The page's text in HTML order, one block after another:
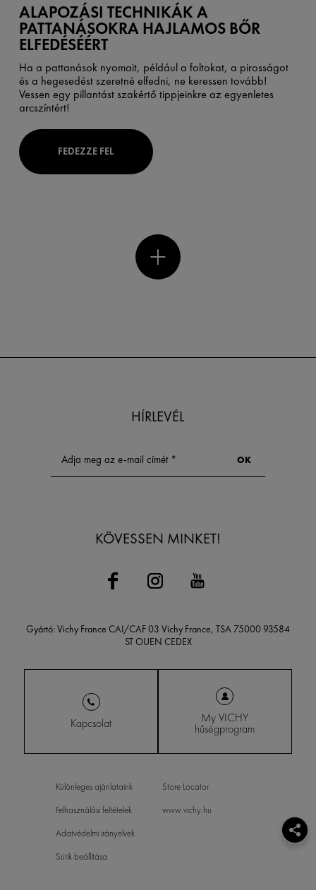
ALAPOZÁSI TECHNIKÁK A
PATTANÁSOKRA HAJLAMOS BŐR
ELFEDÉSÉÉRT
Ha a pattanások nyomait, például a foltokat, a pirosságot
és a hegesedést szeretné elfedni, ne keressen tovább!
Vessen egy pillantást szakértő tippjeinkre az egyenletes
arcszíntért!
FEDEZZE FEL
HÍRLEVÉL
KÖVESSEN MINKET!
Gyártó: Vichy France CAI/CAF 03 Vichy France, TSA 75000 93584
ST OUEN CEDEX
Kapcsolat My VICHY
hűségprogram
Különleges ajánlataink
Felhasználási feltételek
Adatvédelmi irányelvek
Sütik beállítása
Store Locator
www.vichy.hu